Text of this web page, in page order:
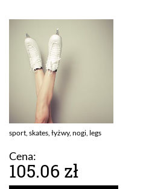
sport, skates, łyżwy, nogi, legs
Cena:
105.06 zł